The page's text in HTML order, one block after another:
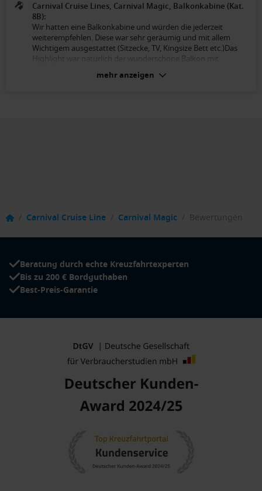
Carnival Cruise Lines, Carnival Magic, Balkonkabine (Kat.
8B):
Wir hatten eine Balkonkabine und würden die jederzeit
weiterempfehlen. Diese war sehr geräumig und mit allem
Wichtigem ausgestattet (Sitzecke, TV, Kingsize Bett etc.)Das
Highlight war natürlich der wunderschöne Balkon mit
herrlicher Sicht nach draußen.
mehr anzeigen
/ Carnival Cruise Line / Carnival Magic / Bewertungen
Beratung durch echte Kreuzfahrtexperten
Bis zu 200 € Bordguthaben
Best-Preis-Garantie